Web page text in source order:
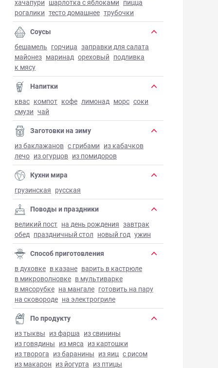
хачапури шарлотка с яблоками пицца
рогалики тесто домашнее трубочки
Соусы
бешамель горчица заправки для салата
майонез маринад ореховый подливка
к мясу
Напитки
квас компот кофе лимонад морс соки
смузи чай
Заготовки на зиму
из баклажанов с грибами из кабачков
лечо из огурцов из помидоров
Кухни мира
грузинская русская
Поводы и праздники
великий пост на день рождения завтрак
обед праздничный стол новый год ужин
Способ приготовления
в духовке в казане варить в кастрюле
в микроволновке в мультиварке
в мясорубке на мангале готовить на пару
на сковороде на электрогриле
По продукту
из тыквы из фарша из свинины
из говядины из мяса из картошки
из творога из баранины из яиц с рисом
из макарон из йогурта из птицы